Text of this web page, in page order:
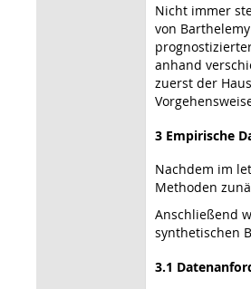
Nicht immer
von
anhand
zuerst der
3 Empirische
Nachdem im
Methoden
Anschließend
synthetischen
3.1